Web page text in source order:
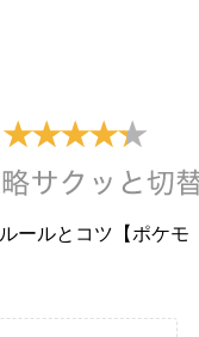
ールとコツ【ポケモ